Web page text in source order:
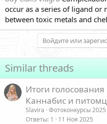
occur as a series of ligand or
between toxic metals and
Войдите или
Similar threads
Итоги
Каннабис и
Slavira Фотоконкурсы 2025
Ответы 1 11 Ноя 2025